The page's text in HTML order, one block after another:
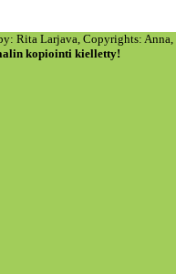
Rita Larjava, Copyrights: Anna,
kopiointi kielletty!